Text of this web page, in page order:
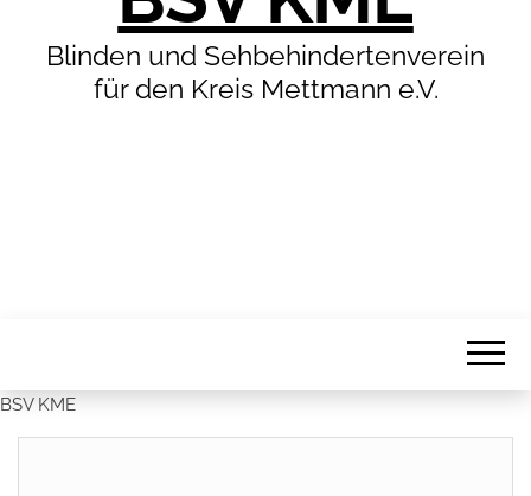
Blinden und Sehbehindertenverein
für den Kreis Mettmann e.V.
BSV KME